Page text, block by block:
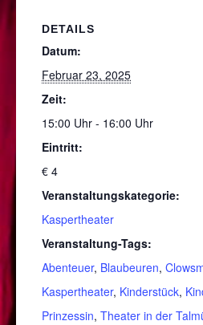
DETAILS
Datum:
Februar 23, 2025
Zeit:
15:00 Uhr - 16:00 Uhr
Eintritt:
€ 4
Veranstaltungskategorie:
Kaspertheater
Veranstaltung-Tags:
Abenteuer, Blaubeuren,
Kaspertheater, Kinderstück,
Prinzessin, Theater in der